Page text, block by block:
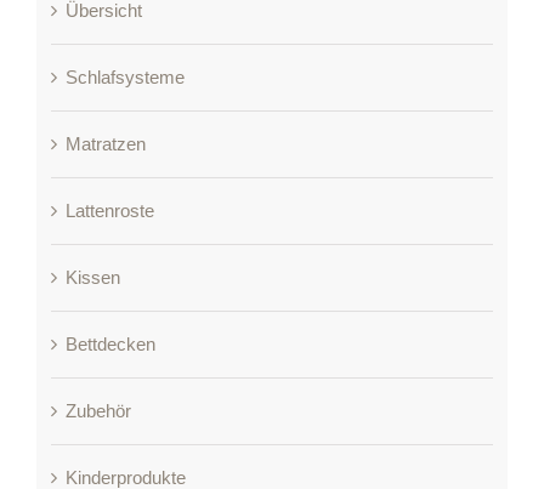
Übersicht
Schlafsysteme
Matratzen
Lattenroste
Kissen
Bettdecken
Zubehör
Kinderprodukte